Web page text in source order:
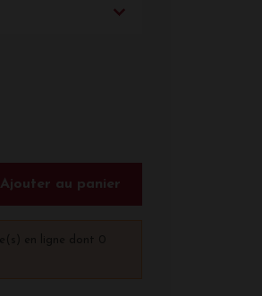
Ajouter au panier